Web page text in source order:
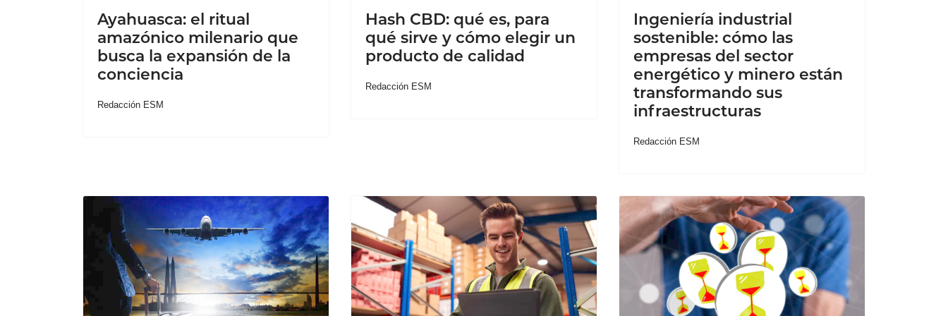
Ayahuasca: el ritual
amazónico milenario que
busca la expansión de la
conciencia
Redacción ESM
Hash CBD: qué es, para
qué sirve y cómo elegir un
producto de calidad
Redacción ESM
Ingeniería industrial
sostenible: cómo las
empresas del sector
energético y minero están
transformando sus
infraestructuras
Redacción ESM